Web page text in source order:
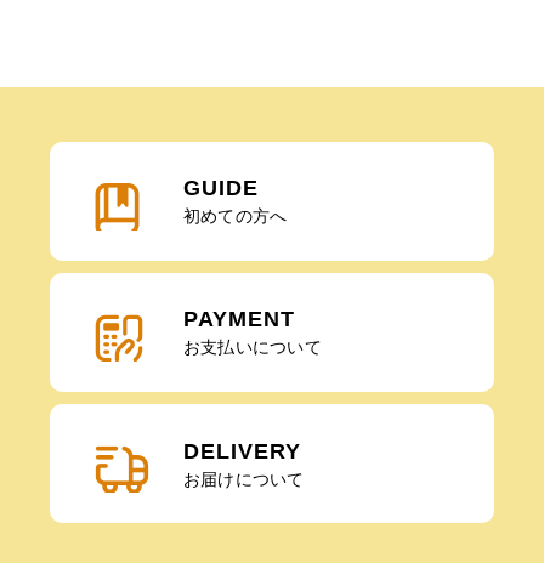
GUIDE
初めての方へ
PAYMENT
お支払いについて
DELIVERY
お届けについて